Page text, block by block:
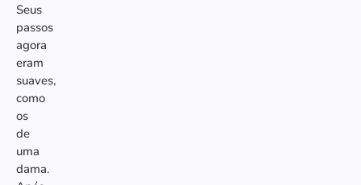
Seus
passos
agora
eram
suaves,
como
os
de
uma
dama.